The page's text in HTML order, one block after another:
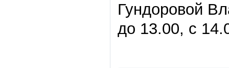
Гундоровой
до 13.00, с